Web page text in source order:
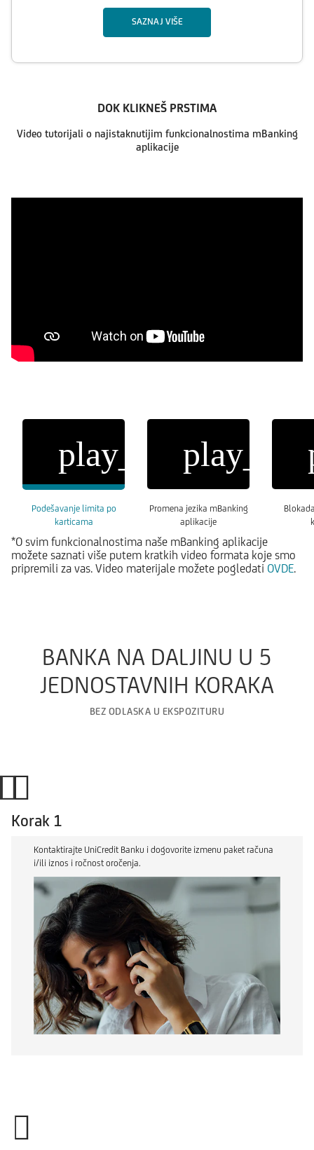
SAZNAJ VIŠE
DOK KLIKNEŠ PRSTIMA
Video tutorijali o najistaknutijim funkcionalnostima mBanking
aplikacije
play_circle_filled
Podešavanje limita po
karticama
Promena jezika mBanking
aplikacije
*O svim funkcionalnostima naše mBanking aplikacije
možete saznati više putem kratkih video formata koje smo
pripremili za vas. Video materijale možete pogledati OVDE.
BANKA NA DALJINU U 5
JEDNOSTAVNIH KORAKA
BEZ ODLASKA U EKSPOZITURU
Korak 1
Kontaktirajte UniCredit Banku i dogovorite izmenu paket računa
i/ili iznos i ročnost oročenja.